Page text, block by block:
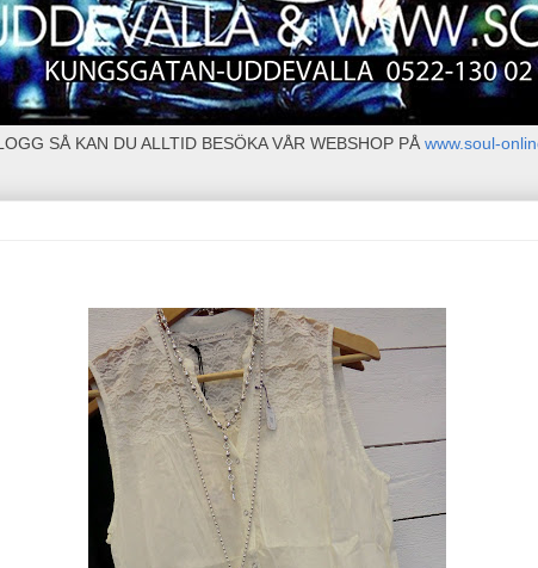
SÅ KAN DU ALLTID BESÖKA VÅR WEBSHOP PÅ www.soul-